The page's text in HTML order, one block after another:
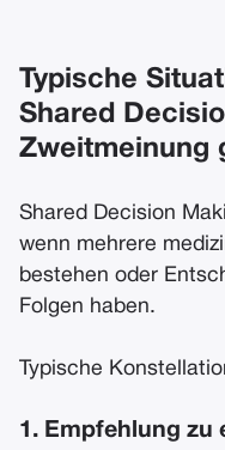
Typische
Shared
Zweitmeinung
Shared Decision
wenn mehrere
bestehen oder
Folgen haben.
Typische
1. Empfehlung zu